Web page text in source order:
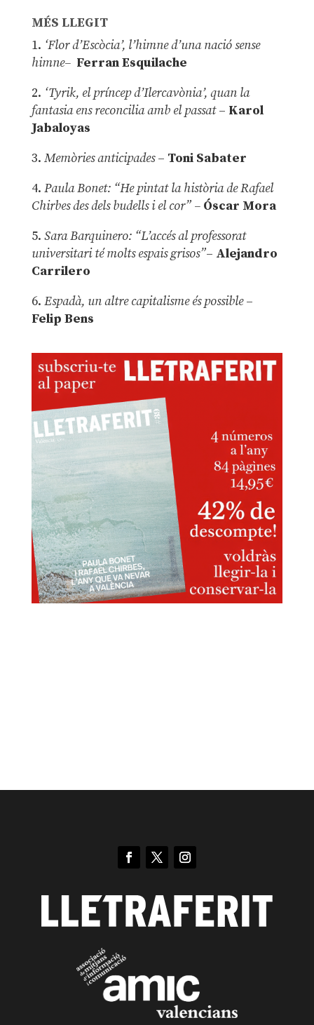
MÉS LLEGIT
1. ‘Flor d’Escòcia’, l’himne d’una nació sense
himne– Ferran Esquilache
2. ‘Tyrik, el príncep d’Ilercavònia’, quan la
fantasia ens reconcilia amb el passat– Karol
Jabaloyas
3. Memòries anticipades– Toni Sabater
4. Paula Bonet: “He pintat la història de Rafael
Chirbes des dels budells i el cor” –Óscar Mora
5. Sara Barquinero: “L’accés al professorat
universitari té molts espais grisos”– Alejandro
Carrilero
6. Espadà, un altre capitalisme és possible –
Felip Bens